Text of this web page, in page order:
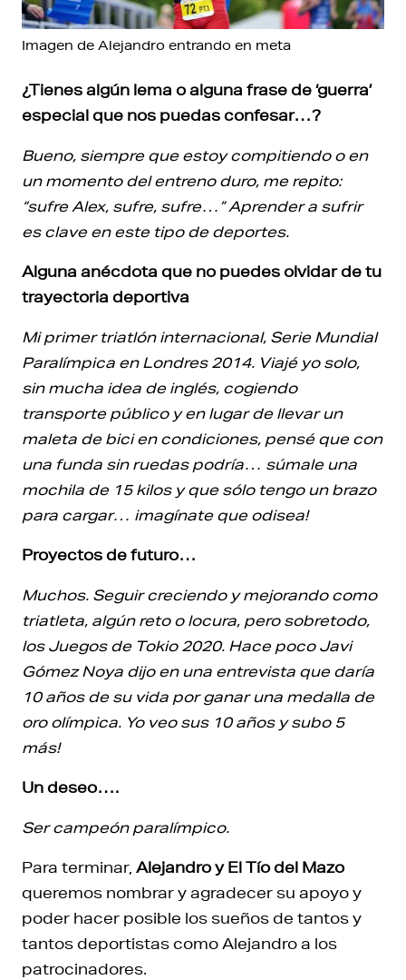
Imagen de Alejandro entrando en meta
¿Tienes algún lema o alguna frase de ‘guerra’
especial que nos puedas confesar…?
Bueno, siempre que estoy compitiendo o en
un momento del entreno duro, me repito:
“sufre Alex, sufre, sufre…” Aprender a sufrir
es clave en este tipo de deportes.
Alguna anécdota que no puedes olvidar de tu
trayectoria deportiva
Mi primer triatlón internacional, Serie Mundial
Paralímpica en Londres 2014. Viajé yo solo,
sin mucha idea de inglés, cogiendo
transporte público y en lugar de llevar un
maleta de bici en condiciones, pensé que con
una funda sin ruedas podría… súmale una
mochila de 15 kilos y que sólo tengo un brazo
para cargar… imagínate que odisea!
Proyectos de futuro…
Muchos. Seguir creciendo y mejorando como
triatleta, algún reto o locura, pero sobretodo,
los Juegos de Tokio 2020. Hace poco Javi
Gómez Noya dijo en una entrevista que daría
10 años de su vida por ganar una medalla de
oro olímpica. Yo veo sus 10 años y subo 5
más!
Un deseo….
Ser campeón paralímpico.
Para terminar, Alejandro y El Tío del Mazo
queremos nombrar y agradecer su apoyo y
poder hacer posible los sueños de tantos y
tantos deportistas como Alejandro a los
patrocinadores.